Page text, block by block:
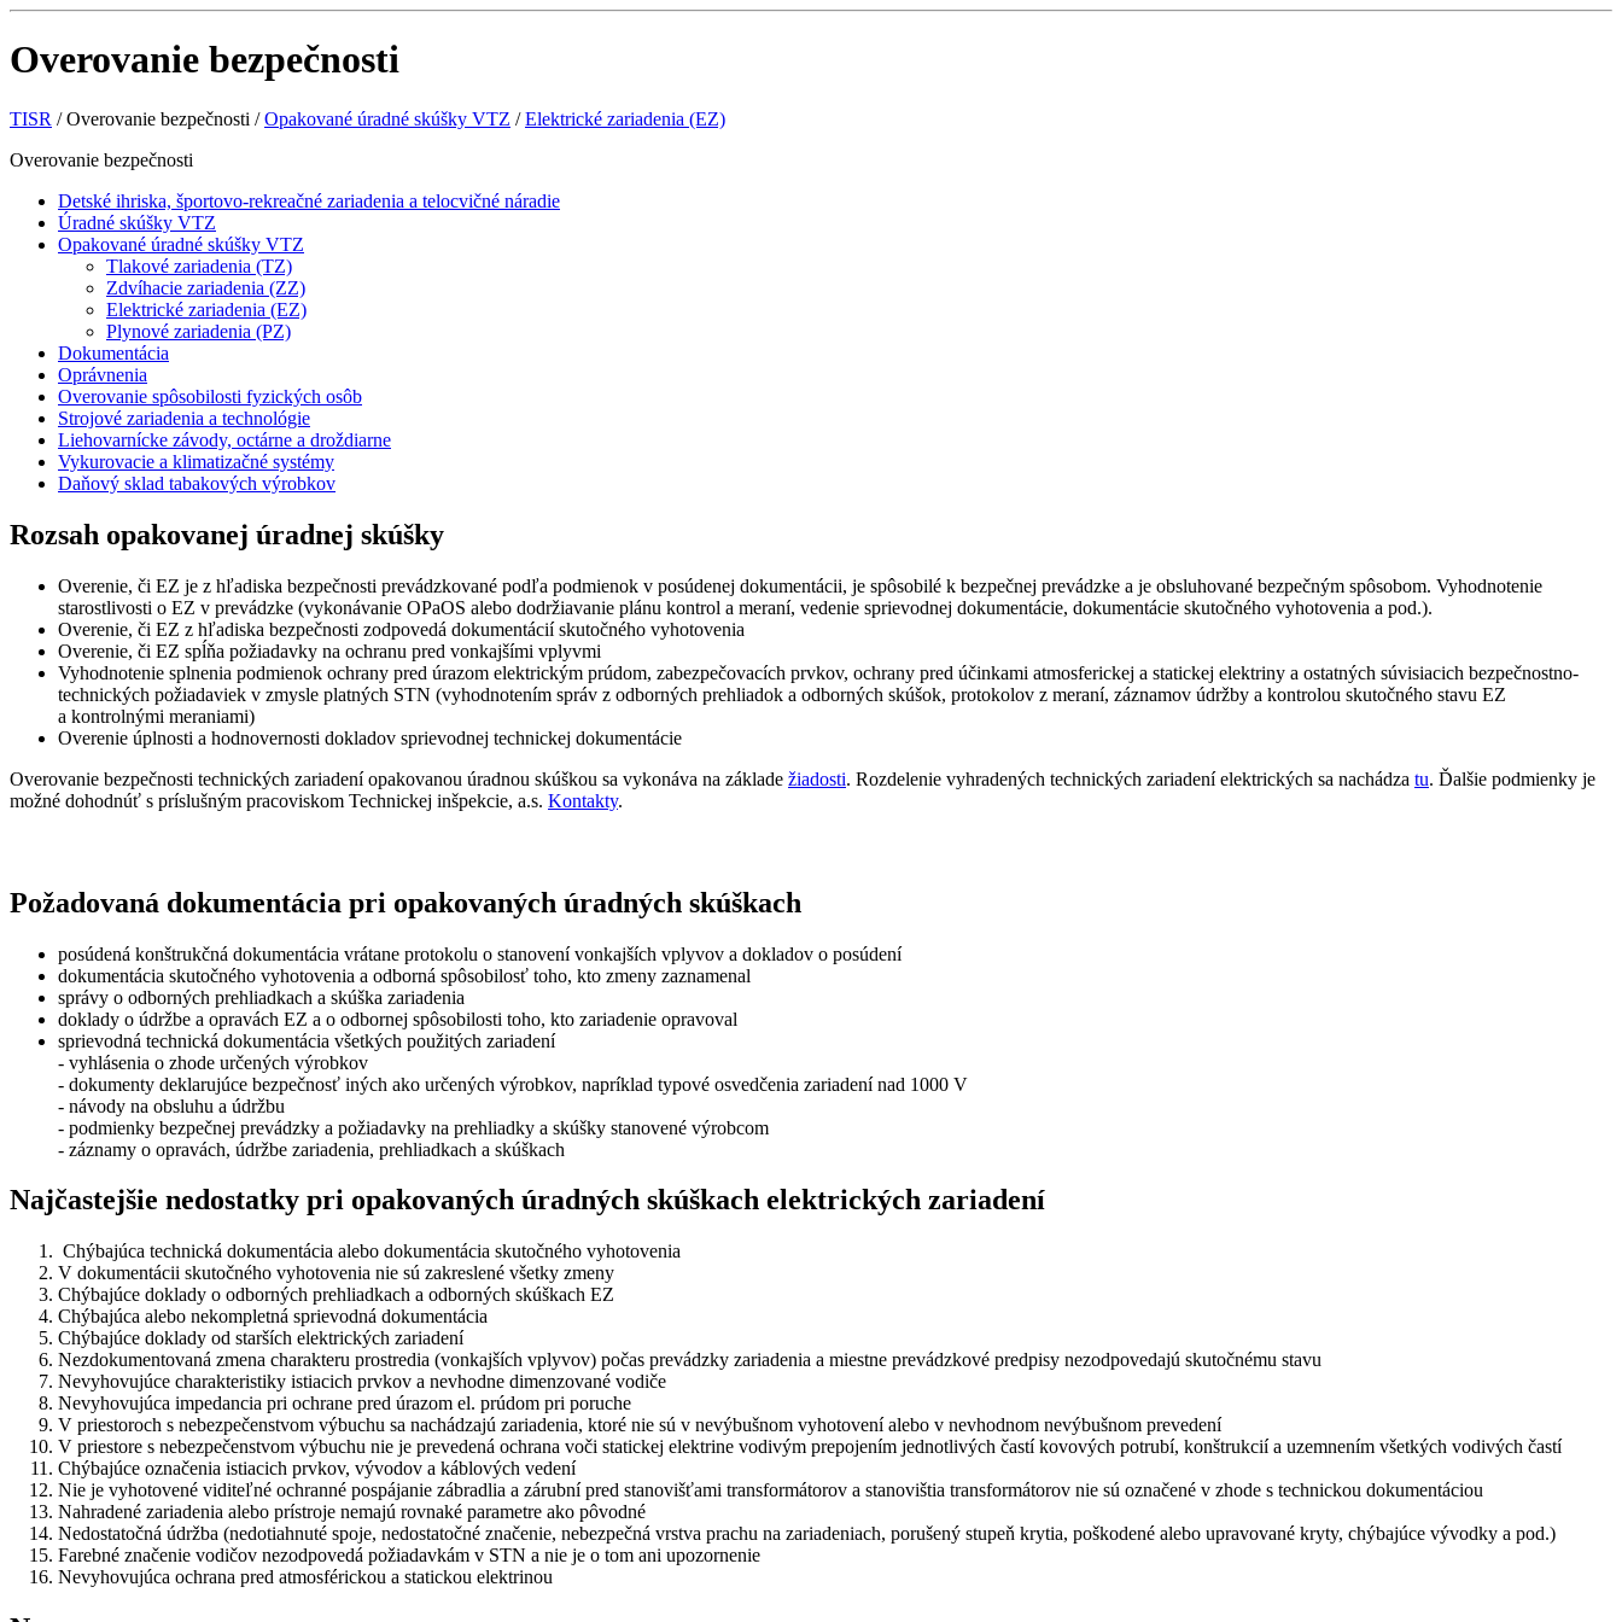
Overovanie bezpečnosti
TISR /Overovanie bezpečnosti / Opakované úradné skúšky VTZ / Elektrické zariadenia (EZ)
Overovanie bezpečnosti
Detské ihriska, športovo-rekreačné zariadenia a telocvičné náradie
Úradné skúšky VTZ
Opakované úradné skúšky VTZ
Tlakové zariadenia (TZ)
Zdvíhacie zariadenia (ZZ)
Elektrické zariadenia (EZ)
Plynové zariadenia (PZ)
Dokumentácia
Oprávnenia
Overovanie spôsobilosti fyzických osôb
Strojové zariadenia a technológie
Liehovarnícke závody, octárne a droždiarne
Vykurovacie a klimatizačné systémy
Daňový sklad tabakových výrobkov
Rozsah opakovanej úradnej skúšky
Overenie, či EZ je z hľadiska bezpečnosti prevádzkované podľa podmienok v posúdenej dokumentácii, je spôsobilé k bezpečnej prevádzke a je obsluhované bezpečným spôsobom. Vyhodnotenie
starostlivosti o EZ v prevádzke (vykonávanie OPaOS alebo dodržiavanie plánu kontrol a meraní, vedenie sprievodnej dokumentácie, dokumentácie skutočného vyhotovenia a pod.).
Overenie, či EZ z hľadiska bezpečnosti zodpovedá dokumentácií skutočného vyhotovenia
Overenie, či EZ spĺňa požiadavky na ochranu pred vonkajšími vplyvmi
Vyhodnotenie splnenia podmienok ochrany pred úrazom elektrickým prúdom, zabezpečovacích prvkov, ochrany pred účinkami atmosferickej a statickej elektriny a ostatných súvisiacich bezpečnostno-
technických požiadaviek v zmysle platných STN (vyhodnotením správ z odborných prehliadok a odborných skúšok, protokolov z meraní, záznamov údržby a kontrolou skutočného stavu EZ
a kontrolnými meraniami)
Overenie úplnosti a hodnovernosti dokladov sprievodnej technickej dokumentácie
Overovanie bezpečnosti technických zariadení opakovanou úradnou skúškou sa vykonáva na základe žiadosti. Rozdelenie vyhradených technických zariadení elektrických sa nachádza tu. Ďalšie podmienky je
možné dohodnúť s príslušným pracoviskom Technickej inšpekcie, a.s. Kontakty.
Požadovaná dokumentácia pri opakovaných úradných skúškach
posúdená konštrukčná dokumentácia vrátane protokolu o stanovení vonkajších vplyvov a dokladov o posúdení
dokumentácia skutočného vyhotovenia a odborná spôsobilosť toho, kto zmeny zaznamenal
správy o odborných prehliadkach a skúška zariadenia
doklady o údržbe a opravách EZ a o odbornej spôsobilosti toho, kto zariadenie opravoval
sprievodná technická dokumentácia všetkých použitých zariadení
- vyhlásenia o zhode určených výrobkov
- dokumenty deklarujúce bezpečnosť iných ako určených výrobkov, napríklad typové osvedčenia zariadení nad 1000 V
- návody na obsluhu a údržbu
- podmienky bezpečnej prevádzky a požiadavky na prehliadky a skúšky stanovené výrobcom
- záznamy o opravách, údržbe zariadenia, prehliadkach a skúškach
Najčastejšie nedostatky pri opakovaných úradných skúškach elektrických zariadení
Chýbajúca technická dokumentácia alebo dokumentácia skutočného vyhotovenia
V dokumentácii skutočného vyhotovenia nie sú zakreslené všetky zmeny
Chýbajúce doklady o odborných prehliadkach a odborných skúškach EZ
Chýbajúca alebo nekompletná sprievodná dokumentácia
Chýbajúce doklady od starších elektrických zariadení
Nezdokumentovaná zmena charakteru prostredia (vonkajších vplyvov) počas prevádzky zariadenia a miestne prevádzkové predpisy nezodpovedajú skutočnému stavu
Nevyhovujúce charakteristiky istiacich prvkov a nevhodne dimenzované vodiče
Nevyhovujúca impedancia pri ochrane pred úrazom el. prúdom pri poruche
V priestoroch s nebezpečenstvom výbuchu sa nachádzajú zariadenia, ktoré nie sú v nevýbušnom vyhotovení alebo v nevhodnom nevýbušnom prevedení
V priestore s nebezpečenstvom výbuchu nie je prevedená ochrana voči statickej elektrine vodivým prepojením jednotlivých častí kovových potrubí, konštrukcií a uzemnením všetkých vodivých častí
Chýbajúce označenia istiacich prvkov, vývodov a káblových vedení
Nie je vyhotovené viditeľné ochranné pospájanie zábradlia a zárubní pred stanovišťami transformátorov a stanovištia transformátorov nie sú označené v zhode s technickou dokumentáciou
Nahradené zariadenia alebo prístroje nemajú rovnaké parametre ako pôvodné
Nedostatočná údržba (nedotiahnuté spoje, nedostatočné značenie, nebezpečná vrstva prachu na zariadeniach, porušený stupeň krytia, poškodené alebo upravované kryty, chýbajúce vývodky a pod.)
Farebné značenie vodičov nezodpovedá požiadavkám v STN a nie je o tom ani upozornenie
Nevyhovujúca ochrana pred atmosférickou a statickou elektrinou